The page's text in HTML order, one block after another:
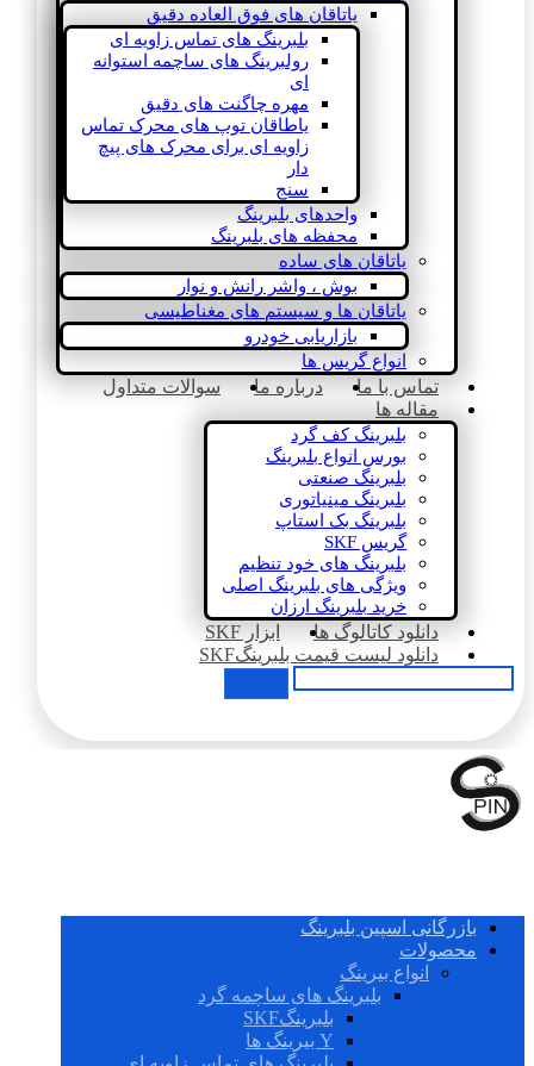
یاتاقان های فوق العاده دقیق
بلبرینگ های تماس زاویه ای
رولبرینگ های ساچمه استوانه
ای
مهره چاگنت های دقیق
یاطاقان توپ های محرک تماس
زاویه ای برای محرک های پیچ
دار
سنج
واحدهای بلبرینگ
محفظه های بلبرینگ
یاتاقان های ساده
بوش ، واشر رانش و نوار
یاتاقان ها و سیستم های مغناطیسی
بازاریابی خودرو
انواع گریس ها
تماس با ما درباره ما
سوالات متداول
مقاله ها
بلبرینگ کف گرد
بورس انواع بلبرینگ
بلبرینگ صنعتی
بلبرینگ مینیاتوری
بلبرینگ بک استاپ
گریس SKF
بلبرینگ های خود تنظیم
ویژگی های بلبرینگ اصلی
خرید بلبرینگ ارزان
دانلود کاتالوگ ها
ابزار SKF
دانلود لیست قیمت بلبرینگSKF
بازرگانی اسپین بلبرینگ
محصولات
انواع بیرینگ
بلبرینگ های ساچمه گرد
بلبرینگSKF
Y بیرینگ ها